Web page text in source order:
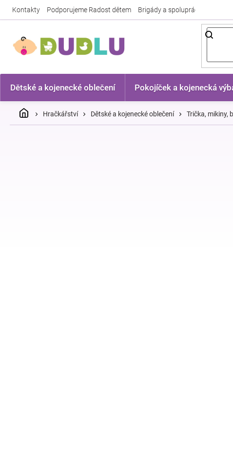
Kontakty Podporujeme Radost dětem Brigády a spolupráce
Dětské a kojenecké oblečení Pokojíček a kojenecká
DomůHračkářství Dětské a kojenecké oblečení Trička, mikiny,